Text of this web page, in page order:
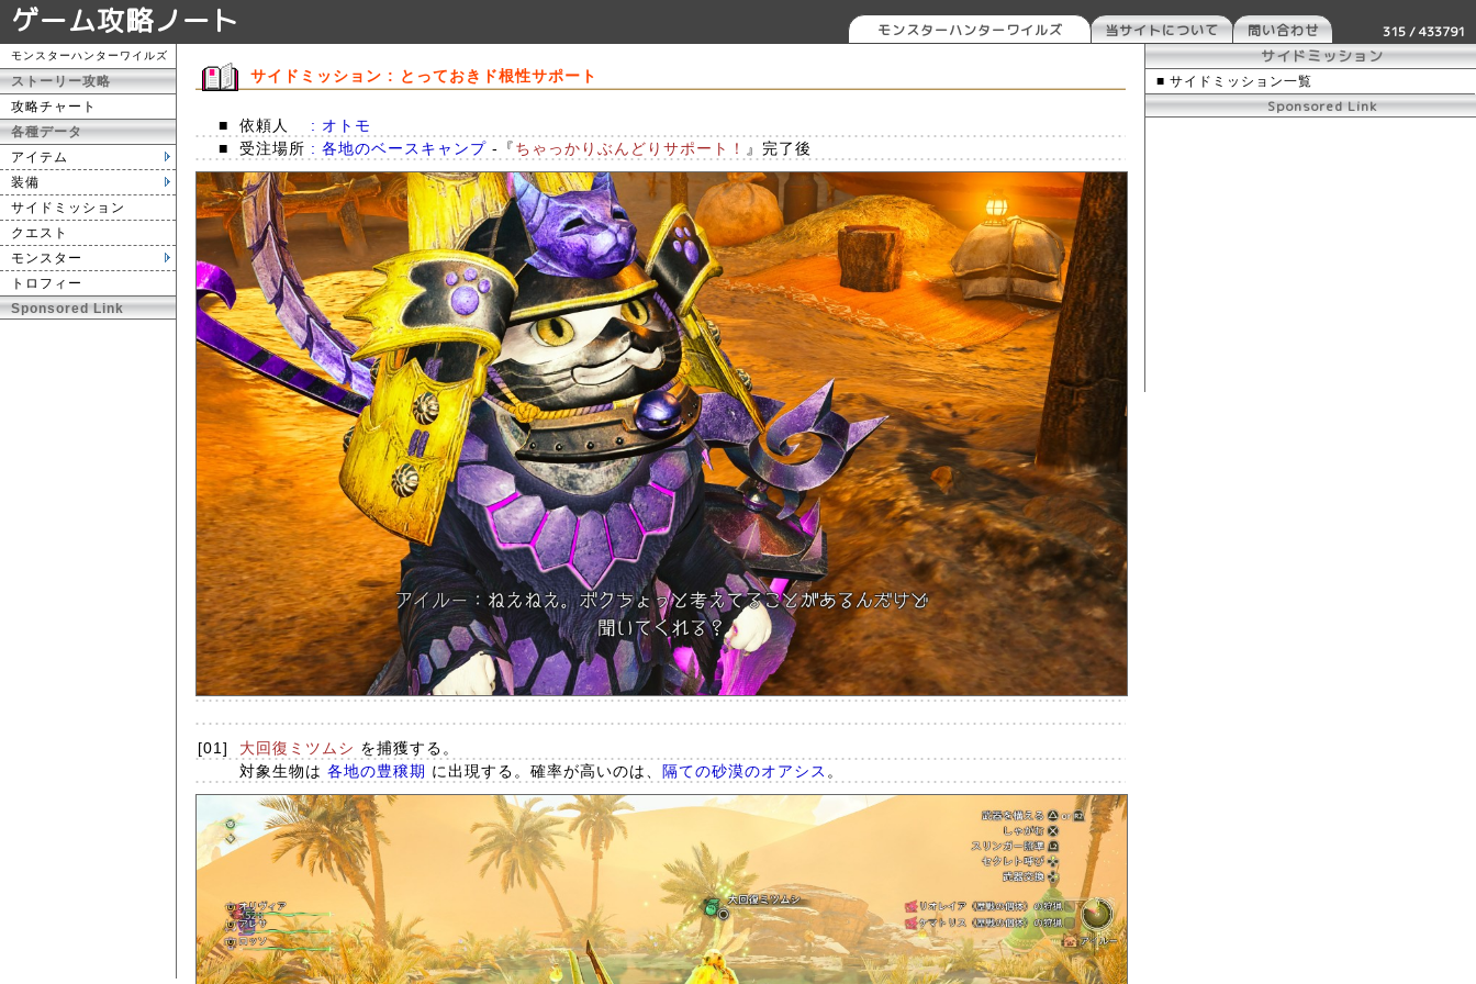
ゲーム攻略ノート 315 / 433791
モンスターハンターワイルズ 当サイトについて 問い合わせ
モンスターハンターワイルズ
ストーリー攻略
攻略チャート
各種データ
アイテム
装備
サイドミッション
クエスト
モンスター
トロフィー
Sponsored Link
サイドミッション : とっておきド根性サポート
■ 依頼人
: オトモ
■
受注場所 : 各地のベースキャンプ -『ちゃっかりぶんどりサポート！ 』完了後
[01] 大回復ミツムシ を捕獲する。
対象生物は 各地の豊穣期 に出現する。確率が高いのは、 隔ての砂漠のオアシス 。
サイドミッション
■ サイドミッション一覧
Sponsored Link